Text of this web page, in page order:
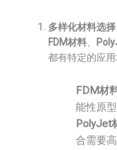
多样化材料选择
FDM材料
都有特定的应
FDM材
能性原型
PolyJet
合需要